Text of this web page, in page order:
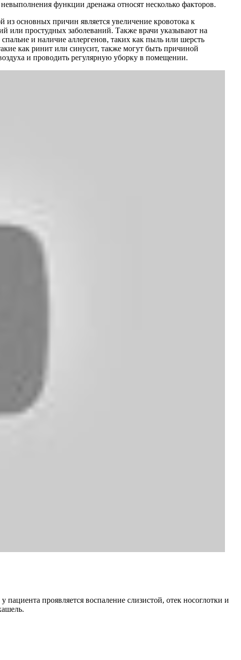
функции дренажа относят несколько факторов.
основных причин является увеличение кровотока к
или простудных заболеваний. Также врачи указывают на
и наличие аллергенов, таких как пыль или шерсть
как ринит или синусит, также могут быть причиной
и проводить регулярную уборку в помещении.
проявляется воспаление слизистой, отек носоглотки и